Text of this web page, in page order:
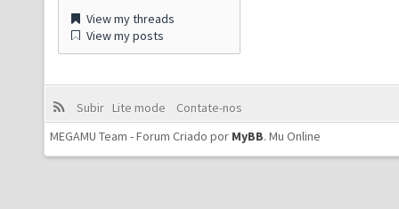
View my threads
View my posts
Subir Lite mode
Contate-nos
MEGAMU Team - Forum Criado por MyBB. Mu Online